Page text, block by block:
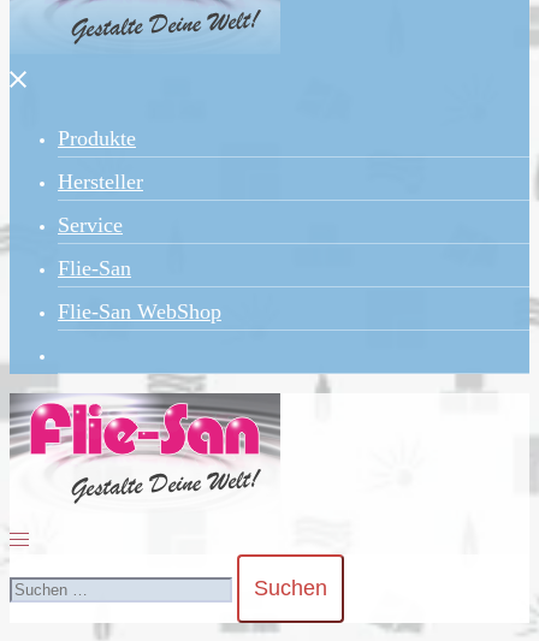
Menü
Produkte
Hersteller
Service
Flie-San
Flie-San WebShop
Menü
umschalten
Suchen
nach: